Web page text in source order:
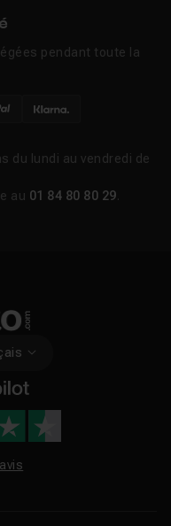
pendant toute la
du lundi au vendredi de
au 01 84 80 80 29